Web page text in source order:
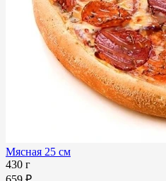
Мясная 25 см
430 г